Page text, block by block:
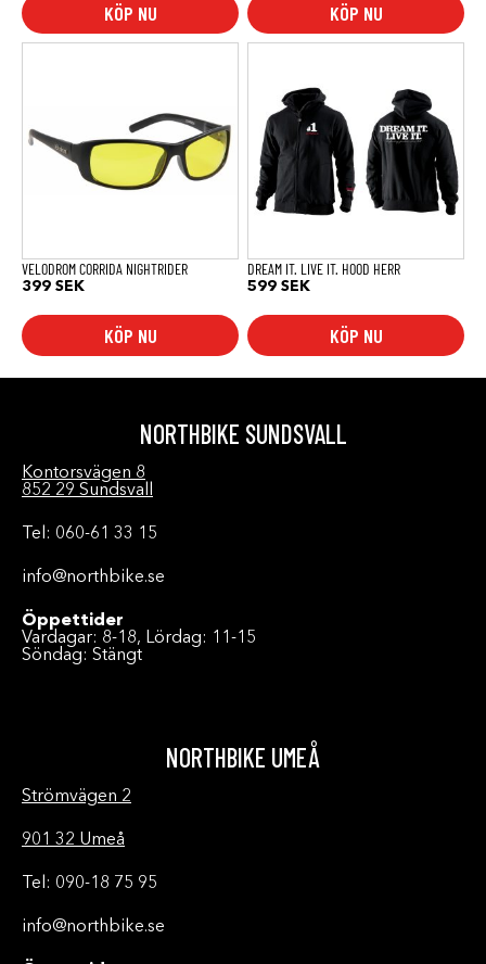
KÖP NU KÖP NU
VELODROM CORRIDA NIGHTRIDER
399 SEK
KÖP NU
DREAM IT. LIVE IT. HOOD HERR
599 SEK
KÖP NU
produkten
flera
varianter.
De
olika
alternativen
kan
produktsidan
NORTHBIKE SUNDSVALL
Kontorsvägen 8
852 29 Sundsvall
Tel: 060-61 33 15
info@northbike.se
Öppettider
Vardagar: 8-18, Lördag: 11-15
Söndag: Stängt
NORTHBIKE UMEÅ
Strömvägen 2
901 32 Umeå
Tel: 090-18 75 95
info@northbike.se